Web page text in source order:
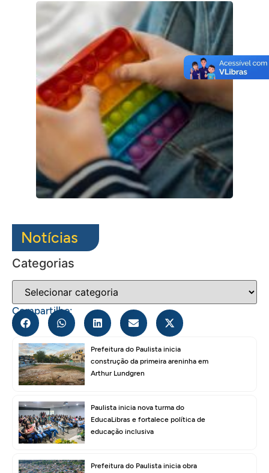
Notícias
Categorias
Compartilhe:
Prefeitura do Paulista inicia
construção da primeira areninha em
Arthur Lundgren
Paulista inicia nova turma do
EducaLibras e fortalece política de
educação inclusiva
Prefeitura do Paulista inicia obra